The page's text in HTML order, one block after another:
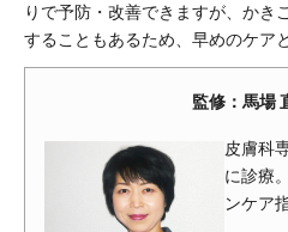
りで予防・改善できますが、かき
することもあるため、早めのケア
監修：馬場
皮膚科
に診療
ンケア